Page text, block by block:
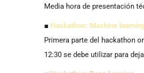
Media hora de presentación
■ Hackathon: Machine
Primera parte del hackathon
12:30 se debe utilizar para